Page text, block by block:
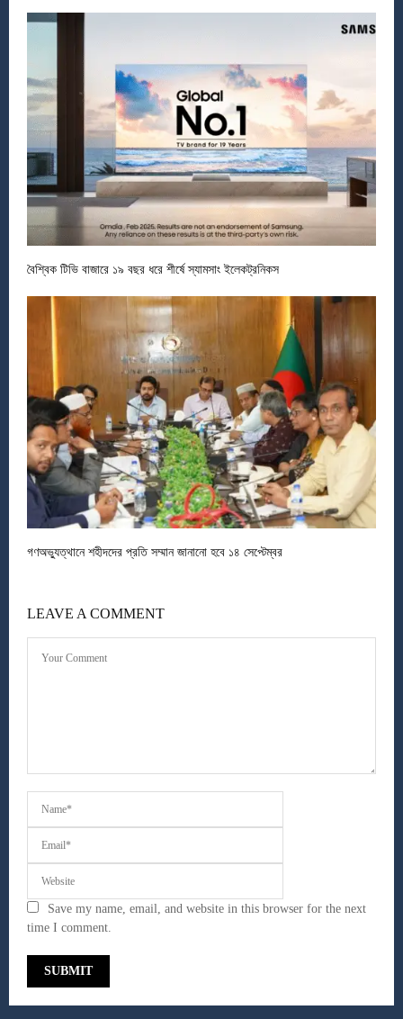
বৈশ্বিক টিভি বাজারে ১৯ বছর ধরে শীর্ষে স্যামসাং ইলেকট্রনিকস
গণঅভ্যুত্থানে শহীদদের প্রতি সম্মান জানানো হবে ১৪ সেপ্টেম্বর
LEAVE A COMMENT
Save my name, email, and website in this browser for the next
time I comment.